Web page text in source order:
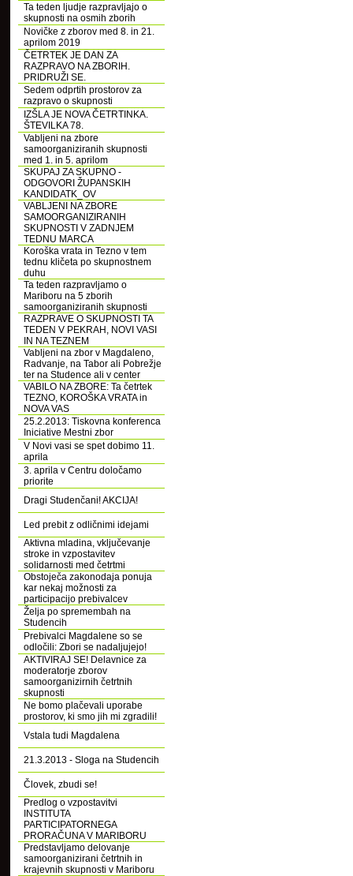
Ta teden ljudje razpravljajo o
skupnosti na osmih zborih
Novičke z zborov med 8. in 21.
aprilom 2019
ČETRTEK JE DAN ZA
RAZPRAVO NA ZBORIH.
PRIDRUŽI SE.
Sedem odprtih prostorov za
razpravo o skupnosti
IZŠLA JE NOVA ČETRTINKA.
ŠTEVILKA 78.
Vabljeni na zbore
samoorganiziranih skupnosti
med 1. in 5. aprilom
SKUPAJ ZA SKUPNO -
ODGOVORI ŽUPANSKIH
KANDIDATK_OV
VABLJENI NA ZBORE
SAMOORGANIZIRANIH
SKUPNOSTI V ZADNJEM
TEDNU MARCA
Koroška vrata in Tezno v tem
tednu kličeta po skupnostnem
duhu
Ta teden razpravljamo o
Mariboru na 5 zborih
samoorganiziranih skupnosti
RAZPRAVE O SKUPNOSTI TA
TEDEN V PEKRAH, NOVI VASI
IN NA TEZNEM
Vabljeni na zbor v Magdaleno,
Radvanje, na Tabor ali Pobrežje
ter na Studence ali v center
VABILO NA ZBORE: Ta četrtek
TEZNO, KOROŠKA VRATA in
NOVA VAS
25.2.2013: Tiskovna konferenca
Iniciative Mestni zbor
V Novi vasi se spet dobimo 11.
aprila
3. aprila v Centru določamo
priorite
Dragi Studenčani! AKCIJA!
Led prebit z odličnimi idejami
Aktivna mladina, vključevanje
stroke in vzpostavitev
solidarnosti med četrtmi
Obstoječa zakonodaja ponuja
kar nekaj možnosti za
participacijo prebivalcev
Želja po spremembah na
Studencih
Prebivalci Magdalene so se
odločili: Zbori se nadaljujejo!
AKTIVIRAJ SE! Delavnice za
moderatorje zborov
samoorganizirnih četrtnih
skupnosti
Ne bomo plačevali uporabe
prostorov, ki smo jih mi zgradili!
Vstala tudi Magdalena
21.3.2013 - Sloga na Studencih
Človek, zbudi se!
Predlog o vzpostavitvi
INSTITUTA
PARTICIPATORNEGA
PRORAČUNA V MARIBORU
Predstavljamo delovanje
samoorganizirani četrtnih in
krajevnih skupnosti v Mariboru